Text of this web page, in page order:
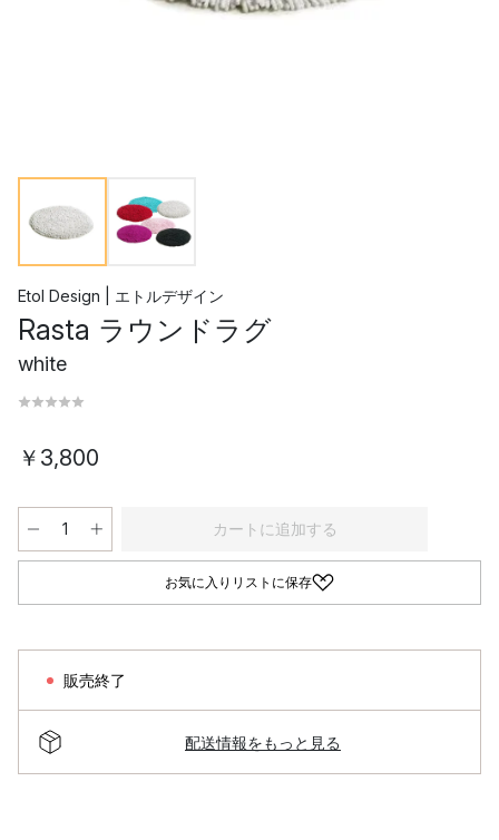
Etol Design | エトルデザイン
Rasta ラウンドラグ
white
￥3,800
カートに追加する
お気に入りリストに保存
販売終了
配送情報をもっと見る